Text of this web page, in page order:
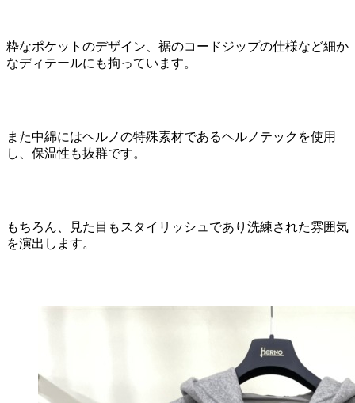
粋なポケットのデザイン、裾のコードジップの仕様など細か
なディテールにも拘っています。
また中綿にはヘルノの特殊素材であるヘルノテックを使用
し、保温性も抜群です。
もちろん、見た目もスタイリッシュであり洗練された雰囲気
を演出します。